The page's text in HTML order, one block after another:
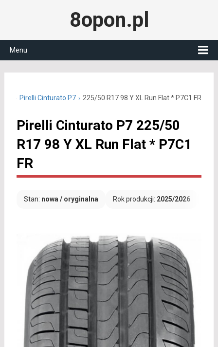
8opon.pl
Menu
Pirelli Cinturato P7 225/50 R17 98 Y XL Run Flat * P7C1 FR
Pirelli Cinturato P7 225/50
R17 98 Y XL Run Flat * P7C1
FR
Stan: nowa / oryginalna Rok produkcji: 2025/2026